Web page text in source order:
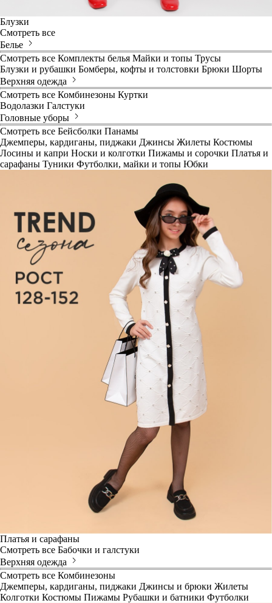
Блузки
Смотреть все
Белье
Смотреть все Комплекты белья Майки и топы Трусы
Блузки и рубашки Бомберы, кофты и толстовки Брюки Шорты
Верхняя одежда
Смотреть все Комбинезоны Куртки
Водолазки Галстуки
Головные уборы
Смотреть все Бейсболки Панамы
Джемперы, кардиганы, пиджаки Джинсы Жилеты Костюмы
Лосины и капри Носки и колготки Пижамы и сорочки Платья и
сарафаны Туники Футболки, майки и топы Юбки
Платья и сарафаны
Смотреть все Бабочки и галстуки
Верхняя одежда
Смотреть все Комбинезоны
Джемперы, кардиганы, пиджаки Джинсы и брюки Жилеты
Колготки Костюмы Пижамы Рубашки и батники Футболки